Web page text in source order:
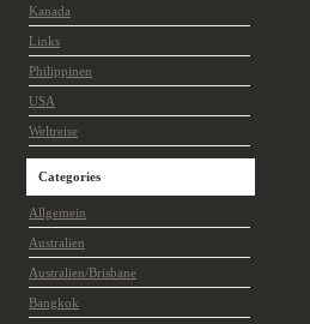
Kanada
Links
Philippinen
USA
Weltreise
Categories
Allgemein
Australien
Australien/Brisbane
Bangkok